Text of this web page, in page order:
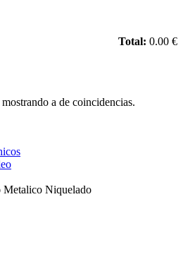
Total: 0.00 €
mostrando a de coincidencias.
Metalico Niquelado